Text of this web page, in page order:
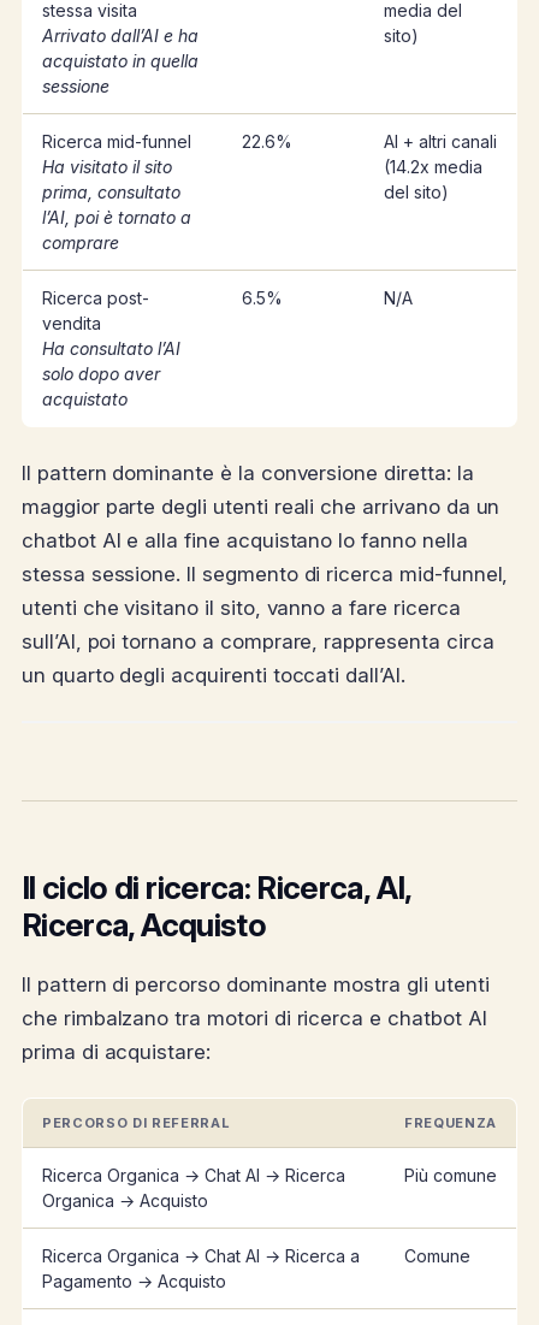
stessa visita
Arrivato dall’AI e ha
acquistato in quella
sessione
media del
sito)
Ricerca mid-funnel
Ha visitato il sito
prima, consultato
l’AI, poi è tornato a
comprare
22.6%
AI + altri canali
(14.2x media
del sito)
Ricerca post-
vendita
Ha consultato l’AI
solo dopo aver
acquistato
6.5% N/A
Il pattern dominante è la conversione diretta: la
maggior parte degli utenti reali che arrivano da un
chatbot AI e alla fine acquistano lo fanno nella
stessa sessione. Il segmento di ricerca mid-funnel,
utenti che visitano il sito, vanno a fare ricerca
sull’AI, poi tornano a comprare, rappresenta circa
un quarto degli acquirenti toccati dall’AI.
Il ciclo di ricerca: Ricerca, AI,
Ricerca, Acquisto
Il pattern di percorso dominante mostra gli utenti
che rimbalzano tra motori di ricerca e chatbot AI
prima di acquistare:
PERCORSO DI REFERRAL FREQUENZA
Ricerca Organica → Chat AI → Ricerca
Organica → Acquisto
Più comune
Ricerca Organica → Chat AI → Ricerca a
Pagamento → Acquisto
Comune